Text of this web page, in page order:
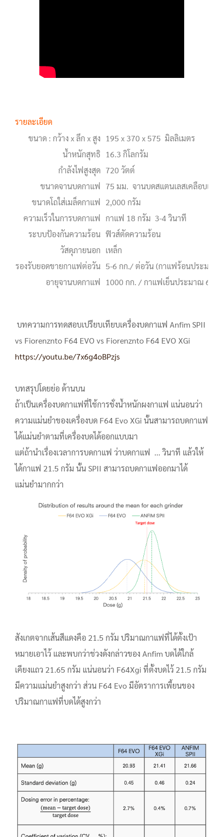
รายละเอียด
ขนาด : กว้าง x ลึก x สูง
น้ำหนักสุทธิ
กำลังไฟสูงสุด
ขนาดจานบดกาแฟ
ขนาดโถใส่เมล็ดกาแฟ
ความเร็วในการบดกาแฟ
ระบบป้องกันความร้อน
วัสดุภายนอก
รองรับยอดขายกาแฟต่อวัน
อายุจานบดกาแฟ
195 x 370 x 575 มิลลิเมตร
16.3 กิโลกรัม
720 วัตต์
75 มม. จานบดสแตนเลสเคลือบแข็ง
2,000 กรัม
กาแฟ 18 กรัม 3-4 วินาที
ฟิวส์ตัดความร้อน
เหล็ก
5-6 กก./ ต่อวัน (กาแฟร้อนประมาณ
1000 กก. / กาแฟเย็นประมาณ
บทความการทดสอบเปรียบเทียบเครื่องบดกาแฟ Anfim SPII
vs Fiorenznto F64 EVO vs Fiorenznto F64 EVO XGi
https://youtu.be/7x6g4oBPzjs
บทสรุปโดยย่อ ด้านบน
ถ้าเป็นเครื่องบดกาแฟที่ใช้การชั่งน้ำหนักผงกาแฟ แน่นอนว่า
ความแม่นยำของเครื่องบด F64 Evo XGi นั้นสามารถบดกาแฟ
ได้แม่นยำตามที่เครื่องบดได้ออกแบบมา
แต่ถ้านำเรื่องเวลาการบดกาแฟ ว่าบดกาแฟ ... วินาที แล้วให้
ได้กาแฟ 21.5 กรัม นั้น SPII สามารถบดกาแฟออกมาได้
แม่นยำมากกว่า
สังเกตจากเส้นสีแดงคือ 21.5 กรัม ปริมาณกาแฟที่ได้ตั้งเป้า
หมายเอาไว้ และพบกว่าช่วงดังกล่าวของ Anfim บดได้ใกล้
เคียงแถว 21.65 กรัม แน่นอนว่า F64Xgi ที่ตั้งบดไว้ 21.5 กรัม
มีความแม่นยำสูงกว่า ส่วน F64 Evo มีอัตราการเพี้ยนของ
ปริมาณกาแฟที่บดได้สูงกว่า